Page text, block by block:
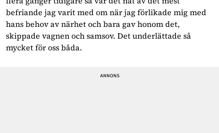
befriande jag varit med om när jag förlikade mig med
hans behov av närhet och bara gav honom det,
skippade vagnen och samsov. Det underlättade så
mycket för oss båda.